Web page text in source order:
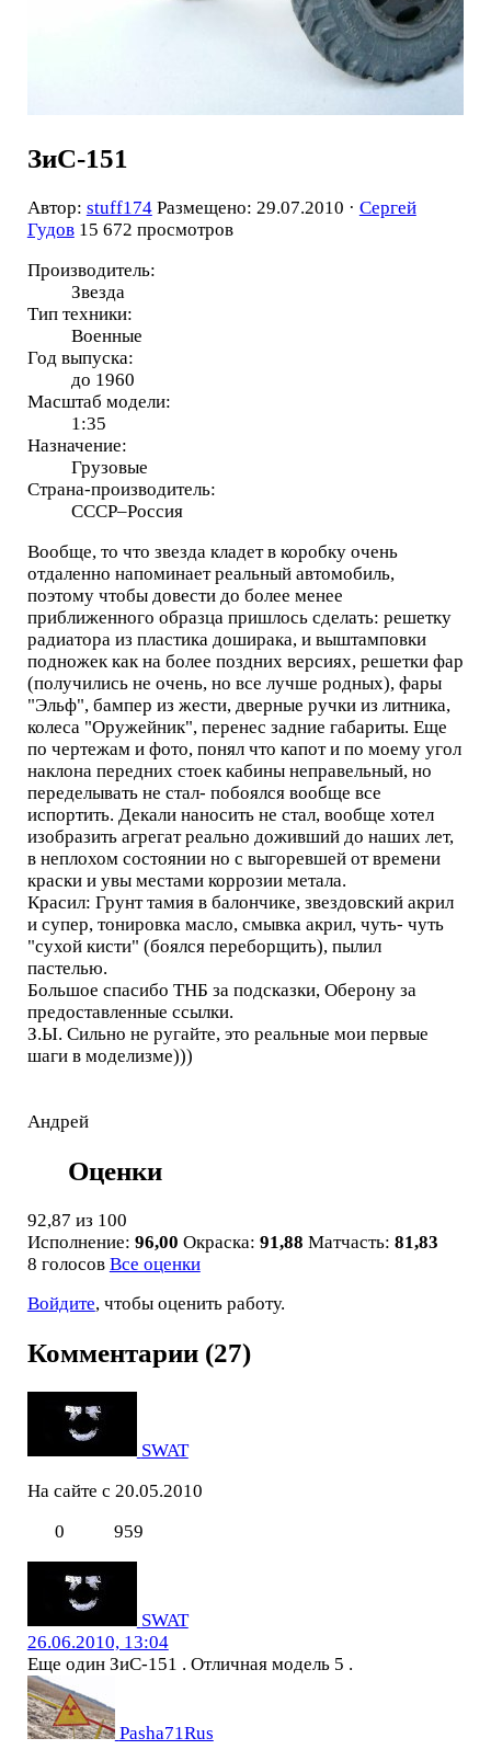
ЗиС-151
Автор: stuff174 Размещено: 29.07.2010 · Сергей
Гудов 15 672 просмотров
Производитель:
Звезда
Тип техники:
Военные
Год выпуска:
до 1960
Масштаб модели:
1:35
Назначение:
Грузовые
Страна-производитель:
СССР–Россия
Вообще, то что звезда кладет в коробку очень
отдаленно напоминает реальный автомобиль,
поэтому чтобы довести до более менее
приближенного образца пришлось сделать: решетку
радиатора из пластика доширака, и выштамповки
подножек как на более поздних версиях, решетки фар
(получились не очень, но все лучше родных), фары
"Эльф", бампер из жести, дверные ручки из литника,
колеса "Оружейник", перенес задние габариты. Еще
по чертежам и фото, понял что капот и по моему угол
наклона передних стоек кабины неправельный, но
переделывать не стал- побоялся вообще все
испортить. Декали наносить не стал, вообще хотел
изобразить агрегат реально доживший до наших лет,
в неплохом состоянии но с выгоревшей от времени
краски и увы местами коррозии метала.
Красил: Грунт тамия в балончике, звездовский акрил
и супер, тонировка масло, смывка акрил, чуть- чуть
"сухой кисти" (боялся переборщить), пылил
пастелью.
Большое спасибо ТНБ за подсказки, Оберону за
предоставленные ссылки.
З.Ы. Сильно не ругайте, это реальные мои первые
шаги в моделизме)))
Андрей
Оценки
92,87 из 100
Исполнение: 96,00 Окраска: 91,88 Матчасть: 81,83
8 голосов Все оценки
Войдите, чтобы оценить работу.
Комментарии (27)
SWAT
На сайте с 20.05.2010
0
959
SWAT
26.06.2010, 13:04
Еще один ЗиС-151 . Отличная модель 5 .
Pasha71Rus